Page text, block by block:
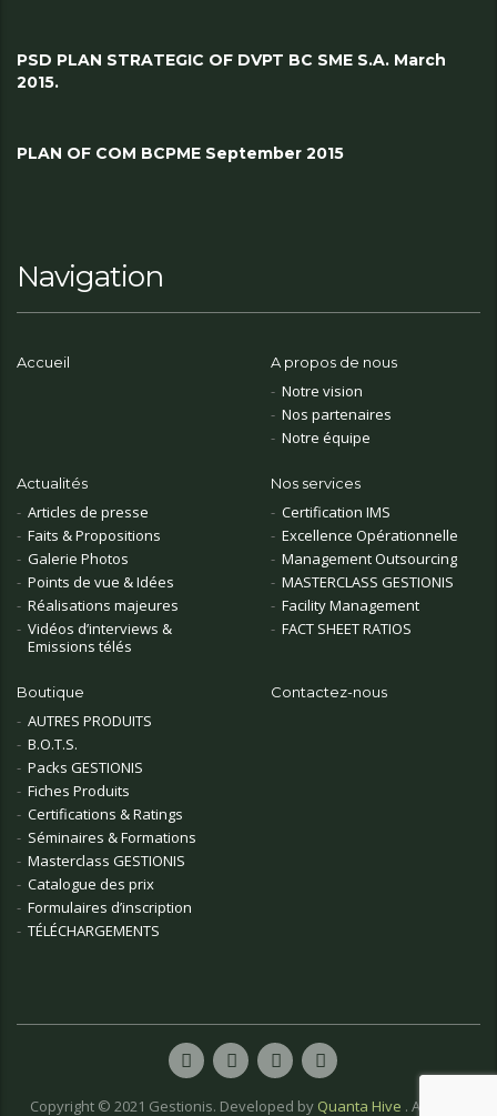
PSD PLAN STRATEGIC OF DVPT BC SME S.A. March
2015.
PLAN OF COM BCPME September 2015
Navigation
Accueil A propos de nous
Notre vision
Nos partenaires
Notre équipe
Actualités
Articles de presse
Faits & Propositions
Galerie Photos
Points de vue & Idées
Réalisations majeures
Vidéos d’interviews &
Emissions télés
Nos services
Certification IMS
Excellence Opérationnelle
Management Outsourcing
MASTERCLASS GESTIONIS
Facility Management
FACT SHEET RATIOS
Boutique
AUTRES PRODUITS
B.O.T.S.
Packs GESTIONIS
Fiches Produits
Certifications & Ratings
Séminaires & Formations
Masterclass GESTIONIS
Catalogue des prix
Formulaires d’inscription
TÉLÉCHARGEMENTS
Contactez-nous
Copyright © 2021 Gestionis. Developed by Quanta Hive . All rights